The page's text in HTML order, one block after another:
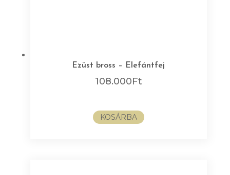
Ezüst bross – Elefántfej
108.000Ft
KOSÁRBA